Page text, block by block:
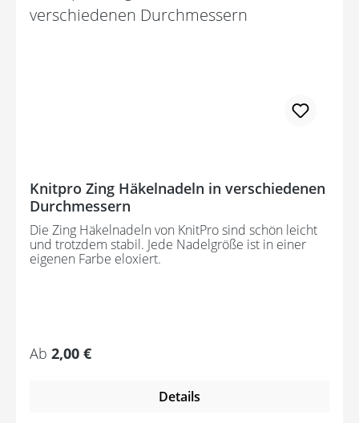
Knitpro Zing Häkelnadeln in verschiedenen
Durchmessern
Die Zing Häkelnadeln von KnitPro sind schön leicht
und trotzdem stabil. Jede Nadelgröße ist in einer
eigenen Farbe eloxiert.
Regulärer Preis:
Ab 2,00 €
Details